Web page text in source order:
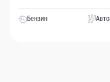
Бензин